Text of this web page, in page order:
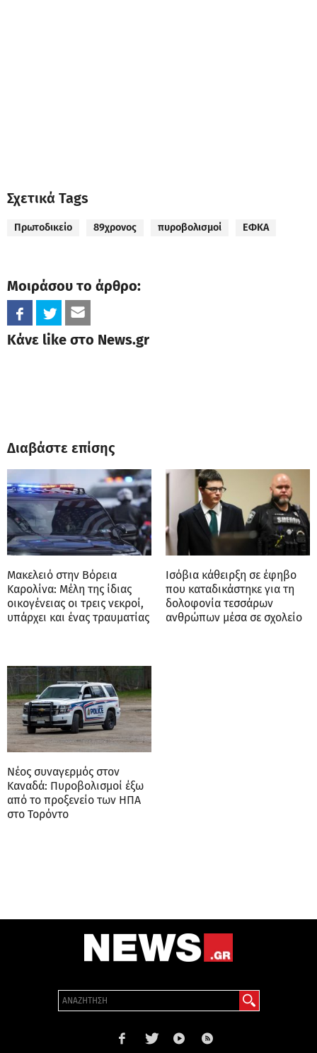
Σχετικά Tags
Πρωτοδικείο 89χρονος πυροβολισμοί ΕΦΚΑ
Μοιράσου το άρθρο:
Κάνε like στο News.gr
Διαβάστε επίσης
Μακελειό στην Βόρεια
Καρολίνα: Mέλη της ίδιας
οικογένειας οι τρεις νεκροί,
υπάρχει και ένας τραυματίας
Ισόβια κάθειρξη σε έφηβο
που καταδικάστηκε για τη
δολοφονία τεσσάρων
ανθρώπων μέσα σε σχολείο
Νέος συναγερμός στον
Καναδά: Πυροβολισμοί έξω
από το προξενείο των ΗΠΑ
στο Τορόντο